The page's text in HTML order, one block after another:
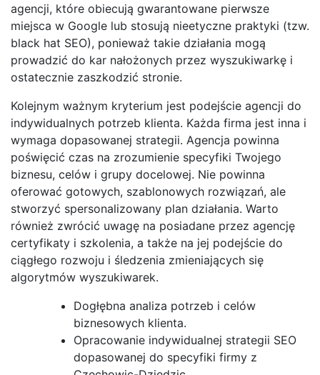
agencji, które obiecują gwarantowane pierwsze
miejsca w Google lub stosują nieetyczne praktyki (tzw.
black hat SEO), ponieważ takie działania mogą
prowadzić do kar nałożonych przez wyszukiwarkę i
ostatecznie zaszkodzić stronie.
Kolejnym ważnym kryterium jest podejście agencji do
indywidualnych potrzeb klienta. Każda firma jest inna i
wymaga dopasowanej strategii. Agencja powinna
poświęcić czas na zrozumienie specyfiki Twojego
biznesu, celów i grupy docelowej. Nie powinna
oferować gotowych, szablonowych rozwiązań, ale
stworzyć spersonalizowany plan działania. Warto
również zwrócić uwagę na posiadane przez agencję
certyfikaty i szkolenia, a także na jej podejście do
ciągłego rozwoju i śledzenia zmieniających się
algorytmów wyszukiwarek.
Dogłębna analiza potrzeb i celów
biznesowych klienta.
Opracowanie indywidualnej strategii SEO
dopasowanej do specyfiki firmy z